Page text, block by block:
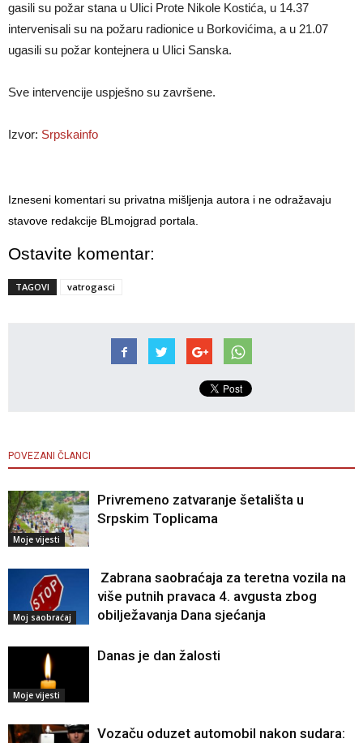
gasili su požar stana u Ulici Prote Nikole Kostića, u 14.37
intervenisali su na požaru radionice u Borkovićima, a u 21.07
ugasili su požar kontejnera u Ulici Sanska.
Sve intervencije uspješno su završene.
Izvor: Srpskainfo
Izneseni komentari su privatna mišljenja autora i ne odražavaju
stavove redakcije BLmojgrad portala.
Ostavite komentar:
TAGOVI vatrogasci
POVEZANI ČLANCI
Moje vijesti
Privremeno zatvaranje šetališta u
Srpskim Toplicama
Moj saobraćaj
Zabrana saobraćaja za teretna vozila na
više putnih pravaca 4. avgusta zbog
obilježavanja Dana sjećanja
Moje vijesti
Danas je dan žalosti
Vozaču oduzet automobil nakon sudara: